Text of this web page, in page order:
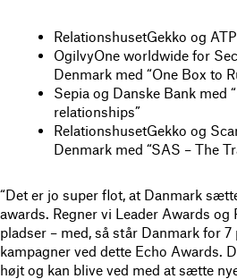
RelationshusetGekko og
OgilvyOne worldwide for
Denmark med “One Box to
Sepia og Danske Bank med
relationships”
RelationshusetGekko og
Denmark med “SAS – The
“Det er jo super flot, at Danmark
awards. Regner vi Leader Awards og
pladser – med, så står Danmark for 7
kampagner ved dette Echo Awards.
højt og kan blive ved med at sætte